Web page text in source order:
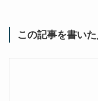
この記事を書いた